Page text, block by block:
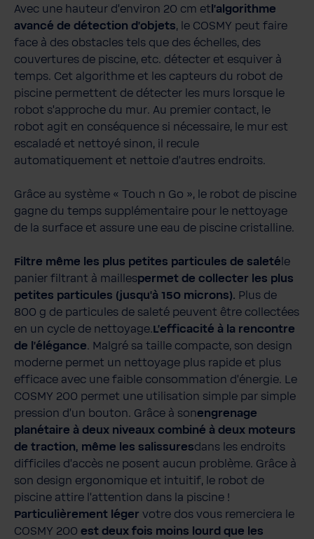
Avec une hauteur d’environ 20 cm et l’algorithme
avancé de détection d’objets, le COSMY peut faire
face à des obstacles tels que des échelles, des
couvertures de piscine, etc. détecter et esquiver à
temps. Cet algorithme et les capteurs du robot de
piscine permettent de détecter les murs lorsque le
robot s’approche du mur. Au premier contact, le
robot agit en conséquence si nécessaire, le mur est
escaladé et nettoyé sinon, il recule
automatiquement et nettoie d’autres endroits.
Grâce au système « Touch n Go », le robot de piscine
gagne du temps supplémentaire pour le nettoyage
de la surface et assure une eau de piscine cristalline.
Filtre même les plus petites particules de saleté le
panier filtrant à maillespermet de collecter les plus
petites particules (jusqu'à 150 microns). Plus de
800 g de particules de saleté peuvent être collectées
en un cycle de nettoyage.L'efficacité à la rencontre
de l'élégance. Malgré sa taille compacte, son design
moderne permet un nettoyage plus rapide et plus
efficace avec une faible consommation d'énergie. Le
COSMY 200 permet une utilisation simple par simple
pression d'un bouton. Grâce à sonengrenage
planétaire à deux niveaux combiné à deux moteurs
de traction, même les salissuresdans les endroits
difficiles d'accès ne posent aucun problème. Grâce à
son design ergonomique et intuitif, le robot de
piscine attire l'attention dans la piscine !
Particulièrement léger votre dos vous remerciera le
COSMY 200 est deux fois moins lourd que les